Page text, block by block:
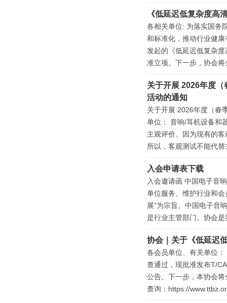
《低延迟低复杂度高
各相关单位: 为落实国务
和标准化，推动行业健
发起的《低延迟低复杂
准立项。下一步，协会
关于开展 2026年度
活动的通知
关于开展 2026年度（春
单位： 音响/耳机设备和
主观评价。因为现有的
所以，客观测试不能代
入会申请表下载
入会邀请函 中国电子音
单位服务、维护行业和
展”为宗旨。中国电子音
是行业主管部门。协会
协会｜关于《低延迟
各会员单位、有关单位
查通过，现批准发布T/
公告。下一步，本协会
查询：https://